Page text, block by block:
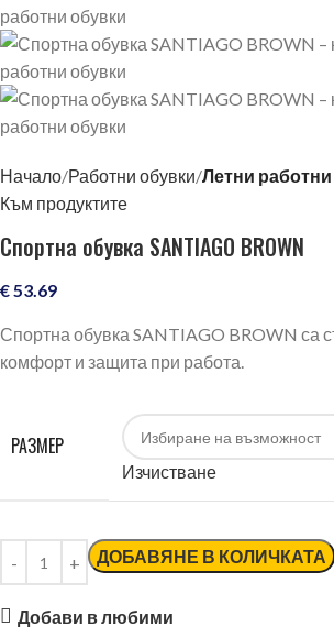
Начало Работни обувки Летни
Към продуктите
Спортна обувка SANTIAGO BROWN
€53.69
Спортна обувка SANTIAGO BROWN са
комфорт и защита при работа.
РАЗМЕР
Изчистване
ДОБАВЯНЕ В КОЛИЧКАТА
Добави в любими